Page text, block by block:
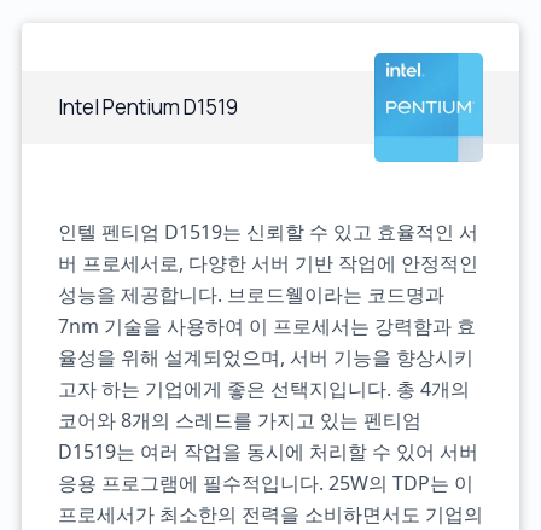
Intel Pentium D1519
인텔 펜티엄 D1519는 신뢰할 수 있고 효율적인 서
버 프로세서로, 다양한 서버 기반 작업에 안정적인
성능을 제공합니다. 브로드웰이라는 코드명과
7nm 기술을 사용하여 이 프로세서는 강력함과 효
율성을 위해 설계되었으며, 서버 기능을 향상시키
고자 하는 기업에게 좋은 선택지입니다. 총 4개의
코어와 8개의 스레드를 가지고 있는 펜티엄
D1519는 여러 작업을 동시에 처리할 수 있어 서버
응용 프로그램에 필수적입니다. 25W의 TDP는 이
프로세서가 최소한의 전력을 소비하면서도 기업의